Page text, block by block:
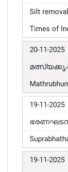
Silt
Times of
20-11-2025
19-11-2025
19-11-2025